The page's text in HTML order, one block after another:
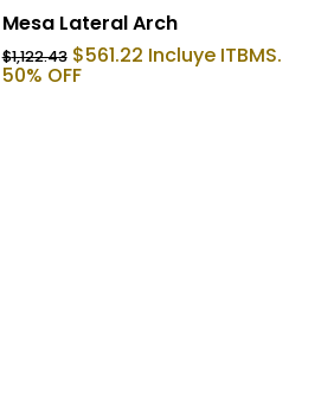
Añadir Al Carrito
Mesa Lateral Arch
$1,122.43 El
precio
$561.22El
precio
Incluye ITBMS.
50% OFF